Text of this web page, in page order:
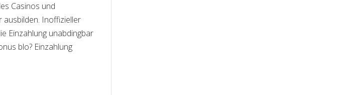
Casinos und
Inoffizieller
Einzahlung unabdingbar
blo? Einzahlung